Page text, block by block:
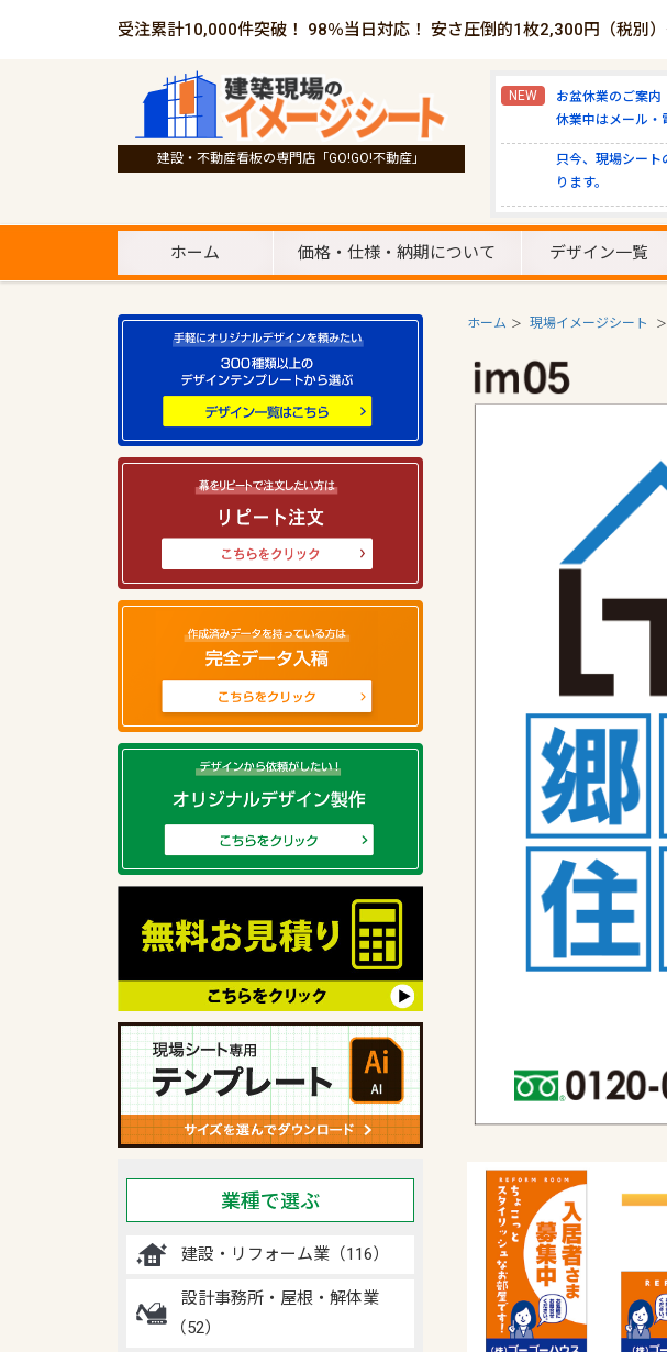
受注累計10,000件突破！ 98％当日対応！ 安さ圧倒的1枚2,300円（税別）
建設・不動産看板の専門店「GO!GO!不動産」
NEW
お盆休業のご案
休業中はメール・
只今、現場シート
ります。
ホーム 価格・仕様・納期について デザイン一覧
ホーム ＞ 現場イメージシート ＞
業種で選ぶ
建設・リフォーム業（116）
設計事務所・屋根・解体業
（52）